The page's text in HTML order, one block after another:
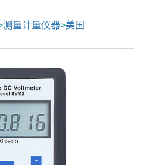
测量计量仪器>美国